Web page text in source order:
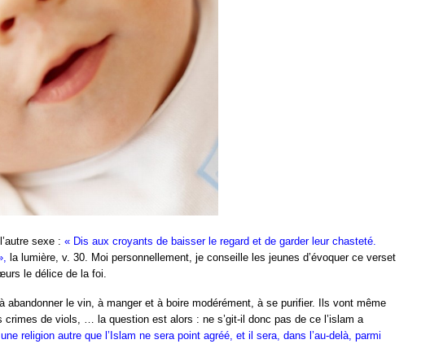
sexe : « Dis aux croyants de baisser le regard et de garder leur chasteté.
la lumière, v. 30. Moi personnellement, je conseille les jeunes d’évoquer ce verset
le délice de la foi.
le vin, à manger et à boire modérément, à se purifier. Ils vont même
de viols, … la question est alors : ne s’git-il donc pas de ce l’islam a
religion autre que l’Islam ne sera point agréé, et il sera, dans l’au-delà, parmi